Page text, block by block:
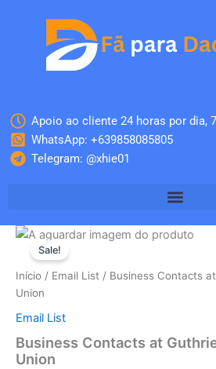
Apoio ao cliente 24 horas por dia,
WhatsApp: +639858085805
Telegram: @xhie01
Sale!
Início / Email List / Business Contacts
Union
Email List
Business Contacts at
Union
O
preço
era:
$65.
O
preço
$15.
Quantidade
Business
Contacts
at
Guthrie
Federal
Credit
Union